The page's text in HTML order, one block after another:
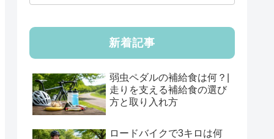
新着記事
弱虫ペダルの補給食は何？|
走りを支える補給食の選び
方と取り入れ方
ロードバイクで3キロは何